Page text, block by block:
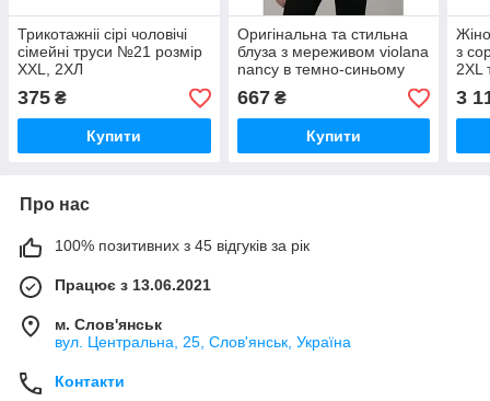
Трикотажніі сірі чоловічі
сімейні труси №21 розмір
ХХL, 2ХЛ
375 ₴
Купити
Оригінальна та стильна
блуза з мереживом violana
nancy в темно-синьому
кольорі з мереживом
667₴
Купити
з
2XL
3
Про нас
100% позитивних з 45 відгуків за рік
Працює з 13.06.2021
м. Слов'янськ
вул. Центральна, 25, Слов'янськ, Україна
Контакти